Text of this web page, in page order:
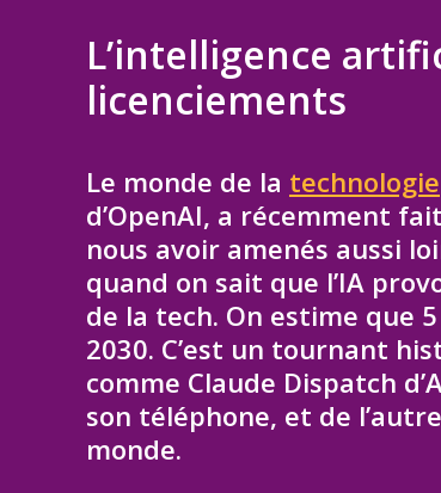
L’intelligence
licenciements
Le monde de la technologie
d’OpenAI, a récemment
nous avoir amenés aussi
quand on sait que l’IA
de la tech. On estime que
2030. C’est un tournant
comme Claude Dispatch
son téléphone, et de
monde.